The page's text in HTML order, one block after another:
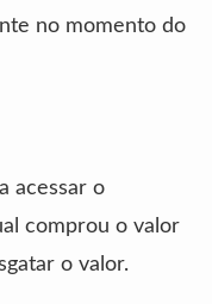
no momento do
acessar o
comprou o valor
o valor.